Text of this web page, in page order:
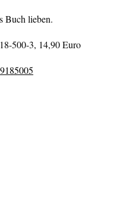
Buch lieben.
500-3, 14,90 Euro